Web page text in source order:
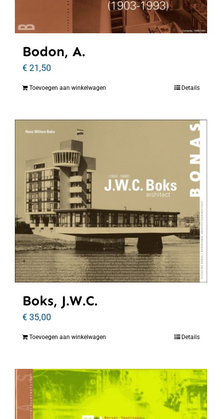
Bodon, A.
€21,50
Toevoegen aan winkelwagen Details
Boks, J.W.C.
€35,00
Toevoegen aan winkelwagen Details